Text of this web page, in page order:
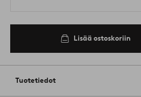
Lisää ostoskoriin
Tuotetiedot